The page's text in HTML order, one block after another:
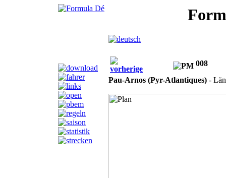
vorherige
008
Pau-Arnos (Pyr-Atlantiques) -